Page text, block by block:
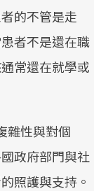
Mute
的不管是走
者不是還在職
常還在就學或
雜性與對個
政府部門與社
照護與支持。